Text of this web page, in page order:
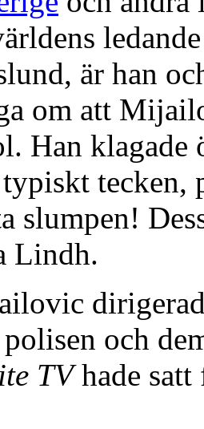
är han
om att
Han klagade
tecken,
slumpen!
Lindh.
och
TVhade satt